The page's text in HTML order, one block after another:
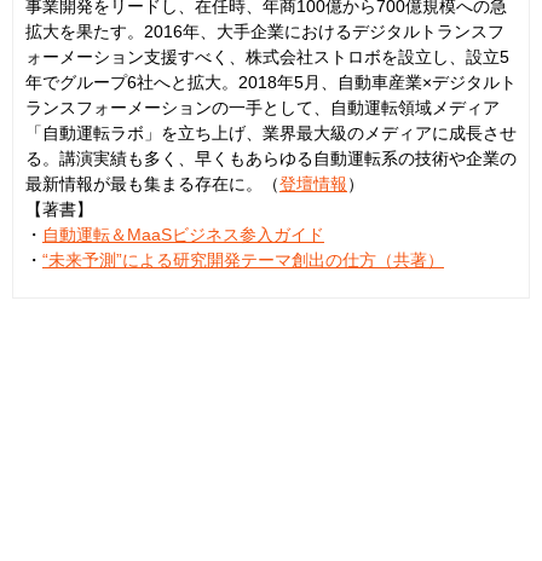
事業開発をリードし、在任時、年商100億から700億規模への急
拡大を果たす。2016年、大手企業におけるデジタルトランスフ
ォーメーション支援すべく、株式会社ストロボを設立し、設立5
年でグループ6社へと拡大。2018年5月、自動車産業×デジタルト
ランスフォーメーションの一手として、自動運転領域メディア
「自動運転ラボ」を立ち上げ、業界最大級のメディアに成長させ
る。講演実績も多く、早くもあらゆる自動運転系の技術や企業の
最新情報が最も集まる存在に。（登壇情報）
【著書】
・ 自動運転＆MaaSビジネス参入ガイド
・ “未来予測”による研究開発テーマ創出の仕方（共著）